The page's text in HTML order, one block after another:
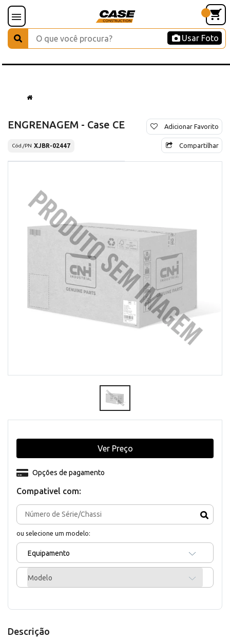
Usar Foto
ENGRENAGEM - Case CE
Cód./PN XJBR-02447
Adicionar Favorito
Compartilhar
Compativel com:
ou selecione um modelo:
Equipamento
Modelo
Opções de pagamento
Ver Preço
Descrição